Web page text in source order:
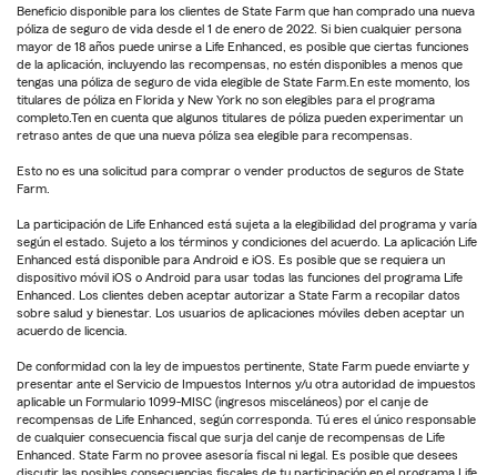
Beneficio disponible para los clientes de State Farm que han comprado una nueva
póliza de seguro de vida desde el 1 de enero de 2022. Si bien cualquier persona
mayor de 18 años puede unirse a Life Enhanced, es posible que ciertas funciones
de la aplicación, incluyendo las recompensas, no estén disponibles a menos que
tengas una póliza de seguro de vida elegible de State Farm.En este momento, los
titulares de póliza en Florida y New York no son elegibles para el programa
completo.Ten en cuenta que algunos titulares de póliza pueden experimentar un
retraso antes de que una nueva póliza sea elegible para recompensas.
Esto no es una solicitud para comprar o vender productos de seguros de State
Farm.
La participación de Life Enhanced está sujeta a la elegibilidad del programa y varía
según el estado. Sujeto a los términos y condiciones del acuerdo. La aplicación Life
Enhanced está disponible para Android e iOS. Es posible que se requiera un
dispositivo móvil iOS o Android para usar todas las funciones del programa Life
Enhanced. Los clientes deben aceptar autorizar a State Farm a recopilar datos
sobre salud y bienestar. Los usuarios de aplicaciones móviles deben aceptar un
acuerdo de licencia.
De conformidad con la ley de impuestos pertinente, State Farm puede enviarte y
presentar ante el Servicio de Impuestos Internos y/u otra autoridad de impuestos
aplicable un Formulario 1099-MISC (ingresos misceláneos) por el canje de
recompensas de Life Enhanced, según corresponda. Tú eres el único responsable
de cualquier consecuencia fiscal que surja del canje de recompensas de Life
Enhanced. State Farm no provee asesoría fiscal ni legal. Es posible que desees